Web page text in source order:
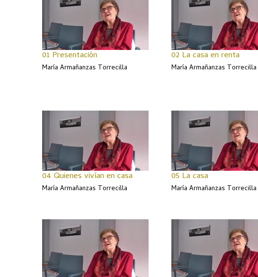
01 Presentación
María Armañanzas Torrecilla
02 La casa en renta
María Armañanzas Torrecilla
04 Quienes vivían en casa
María Armañanzas Torrecilla
05 La casa
María Armañanzas Torrecilla